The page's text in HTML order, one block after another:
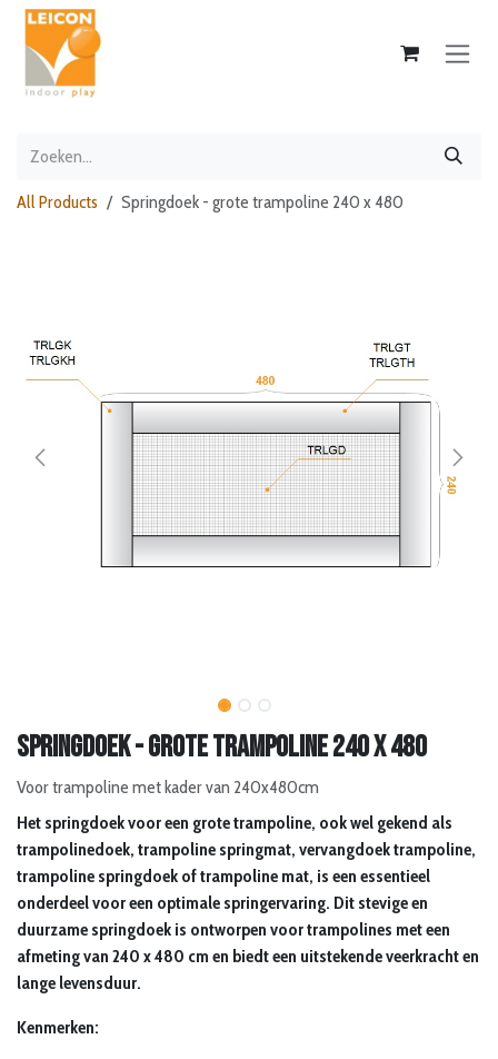
Overslaan naar inhoud
All Products Springdoek - grote trampoline 240 x 480
Springdoek - grote trampoline 240 x 480
Voor trampoline met kader van 240x480cm
Het springdoek voor een grote trampoline, ook wel gekend als
trampolinedoek, trampoline springmat, vervangdoek trampoline,
trampoline springdoek of trampoline mat, is een essentieel
onderdeel voor een optimale springervaring. Dit stevige en
duurzame springdoek is ontworpen voor trampolines met een
afmeting van 240 x 480 cm en biedt een uitstekende veerkracht en
lange levensduur.
Kenmerken: